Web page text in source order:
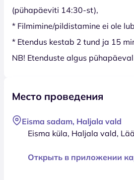
(pühapäeviti 14:30-st),
* Filmimine/pildistamine ei ole
* Etendus kestab 2 tund ja 15
NB! Etenduste algus
Место проведения
Eisma sadam, Haljala vald
Eisma küla, Haljala vald,
Открыть в приложении